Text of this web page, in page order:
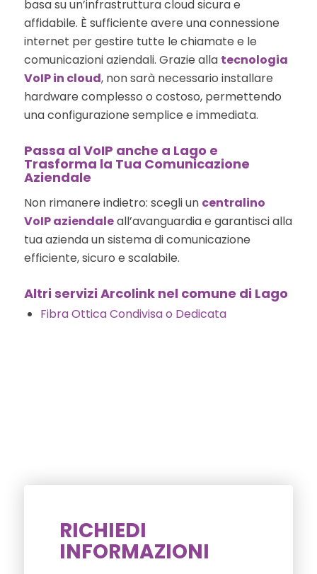
basa su un’infrastruttura cloud sicura e
affidabile. È sufficiente avere una connessione
internet per gestire tutte le chiamate e le
comunicazioni aziendali. Grazie alla tecnologia
VoIP in cloud, non sarà necessario installare
hardware complesso o costoso, permettendo
una configurazione semplice e immediata.
Passa al VoIP anche a Lago e
Trasforma la Tua Comunicazione
Aziendale
Non rimanere indietro: scegli un centralino
VoIP aziendaleall’avanguardia e garantisci alla
tua azienda un sistema di comunicazione
efficiente, sicuro e scalabile.
Altri servizi Arcolink nel comune di Lago
Fibra Ottica Condivisa o Dedicata
RICHIEDI
INFORMAZIONI